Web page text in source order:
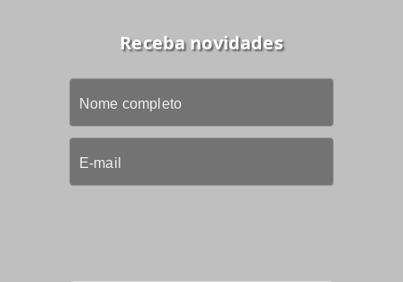
Receba novidades